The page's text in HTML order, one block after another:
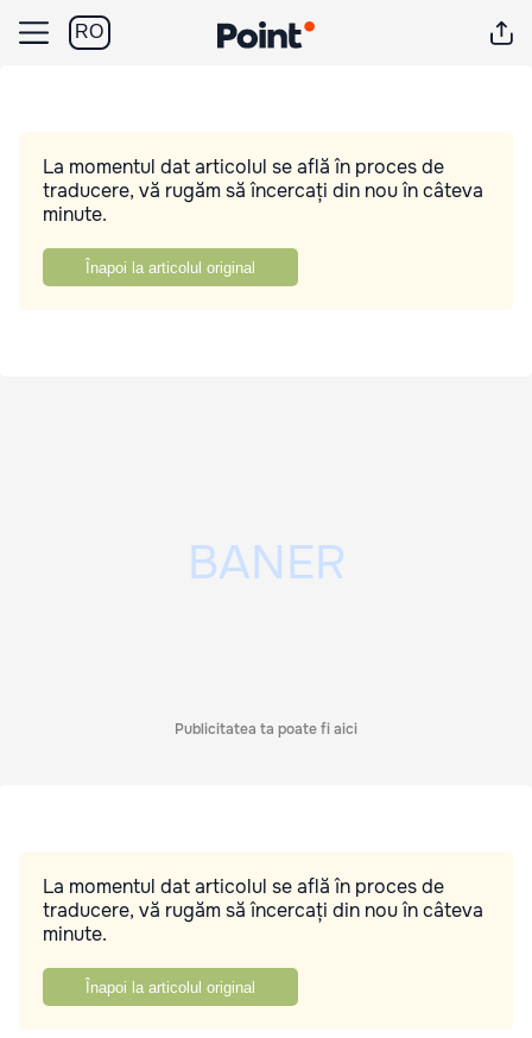
RO
La momentul dat articolul se află în proces de
traducere, vă rugăm să încercați din nou în câteva
minute.
Înapoi la articolul original
Publicitatea ta poate fi aici
La momentul dat articolul se află în proces de
traducere, vă rugăm să încercați din nou în câteva
minute.
Înapoi la articolul original